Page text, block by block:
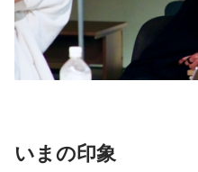
いまの印象